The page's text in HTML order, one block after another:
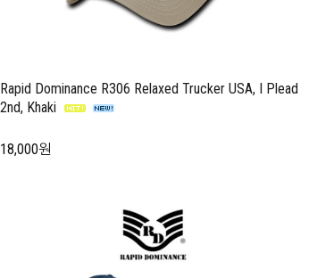
Rapid Dominance R306 Relaxed Trucker USA, I Plead
2nd, Khaki
18,000원